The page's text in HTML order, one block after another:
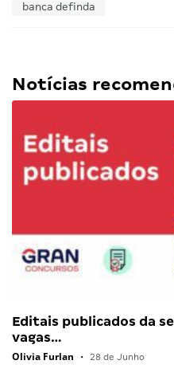
banca definda
Notícias
Editais publicados da
vagas…
Olivia Furlan • 28 de Junho